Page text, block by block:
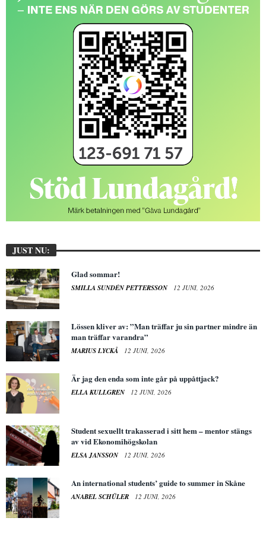
JUST NU:
Glad sommar!
SMILLA SUNDÉN PETTERSSON 12 JUNI, 2026
Lössen kliver av: ”Man träffar ju sin partner mindre än
man träffar varandra”
MARIUS LYCKÅ 12 JUNI, 2026
Är jag den enda som inte går på uppåttjack?
ELLA KULLGREN 12 JUNI, 2026
Student sexuellt trakasserad i sitt hem – mentor stängs
av vid Ekonomihögskolan
ELSA JANSSON 12 JUNI, 2026
An international students’ guide to summer in Skåne
ANABEL SCHÜLER 12 JUNI, 2026